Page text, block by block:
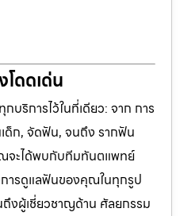
โดดเด่น
บริการไว้ในที่เดียว: จาก การ
ด็ก, จัดฟัน, จนถึง รากฟัน
จะได้พบกับทีมทันตแพทย์
การดูแลฟันของคุณในทุกรูป
งผู้เชี่ยวชาญด้าน ศัลยกรรม